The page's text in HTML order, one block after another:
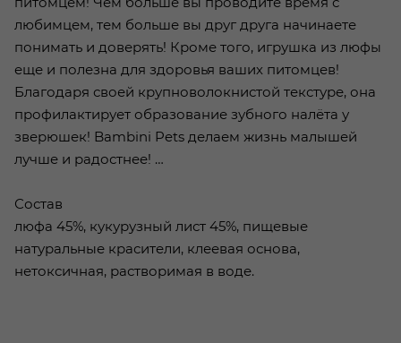
любимцем, тем больше вы друг друга начинаете
понимать и доверять! Кроме того, игрушка из люфы
еще и полезна для здоровья ваших питомцев!
Благодаря своей крупноволокнистой текстуре, она
профилактирует образование зубного налёта у
зверюшек! Bambini Pets делаем жизнь малышей
лучше и радостнее! …
Состав
люфа 45%, кукурузный лист 45%, пищевые
натуральные красители, клеевая основа,
нетоксичная, растворимая в воде.